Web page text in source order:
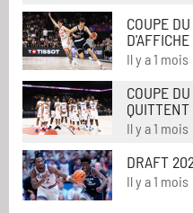
COUPE
Il y a 1 mois
COUPE
Il y a 1 mois
DRAFT
Il y a 1 mois